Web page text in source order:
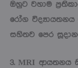
ඔහුට වහාම
රෝග
සහිතව පෙර
3. MRI ආයතනය